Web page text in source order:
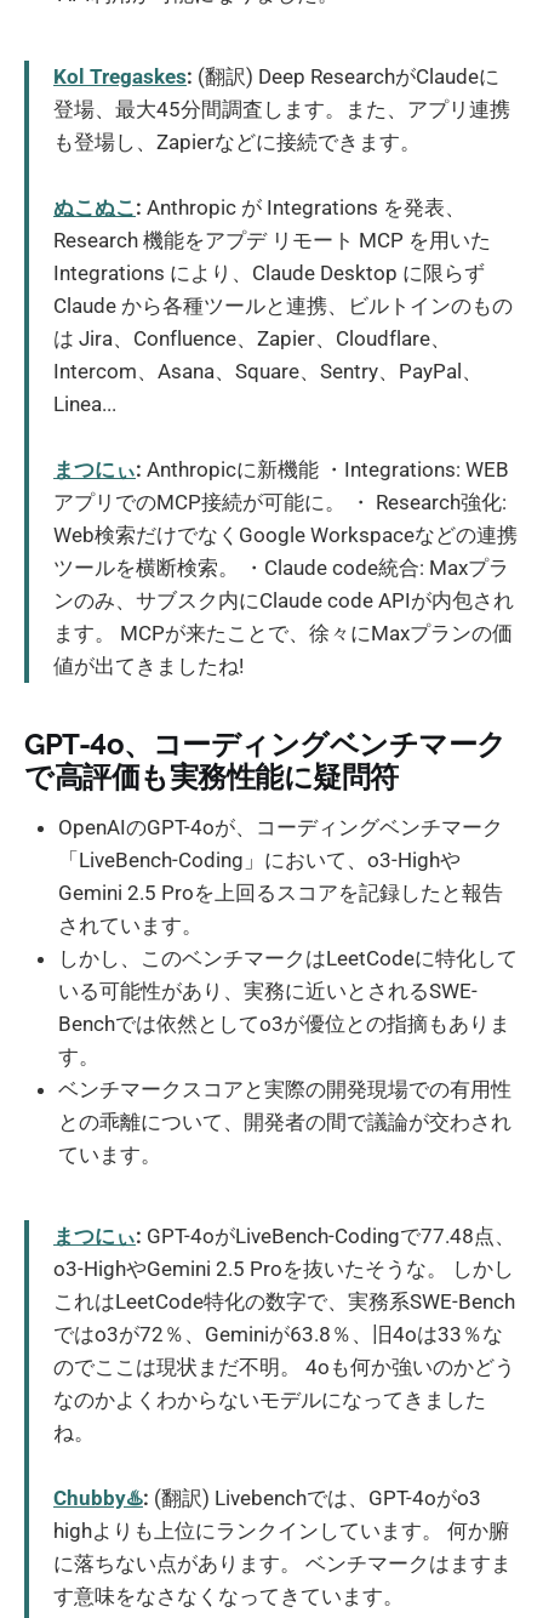
Kol Tregaskes: (翻訳) Deep ResearchがClaudeに
登場、最大45分間調査します。また、アプリ連携
も登場し、Zapierなどに接続できます。
ぬこぬこ : Anthropic が Integrations を発表、
Research 機能をアプデ リモート MCP を用いた
Integrations により、Claude Desktop に限らず
Claude から各種ツールと連携、ビルトインのもの
は Jira、Confluence、Zapier、Cloudflare、
Intercom、Asana、Square、Sentry、PayPal、
Linea...
まつにぃ: Anthropicに新機能 ・Integrations: WEB
アプリでのMCP接続が可能に。 ・ Research強化:
Web検索だけでなくGoogle Workspaceなどの連携
ツールを横断検索。 ・Claude code統合: Maxプラ
ンのみ、サブスク内にClaude code APIが内包され
ます。 MCPが来たことで、徐々にMaxプランの価
値が出てきましたね!
GPT-4o、コーディングベンチマーク
で高評価も実務性能に疑問符
OpenAIのGPT-4oが、コーディングベンチマーク
「LiveBench-Coding」において、o3-Highや
Gemini 2.5 Proを上回るスコアを記録したと報告
されています。
しかし、このベンチマークはLeetCodeに特化して
いる可能性があり、実務に近いとされるSWE-
Benchでは依然としてo3が優位との指摘もありま
す。
ベンチマークスコアと実際の開発現場での有用性
との乖離について、開発者の間で議論が交わされ
ています。
まつにぃ: GPT-4oがLiveBench-Codingで77.48点、
o3-HighやGemini 2.5 Proを抜いたそうな。 しかし
これはLeetCode特化の数字で、実務系SWE-Bench
ではo3が72％、Geminiが63.8％、旧4oは33％な
のでここは現状まだ不明。 4oも何か強いのかどう
なのかよくわからないモデルになってきました
ね。
Chubby♨️: (翻訳) Livebenchでは、GPT-4oがo3
highよりも上位にランクインしています。 何か腑
に落ちない点があります。 ベンチマークはますま
す意味をなさなくなってきています。